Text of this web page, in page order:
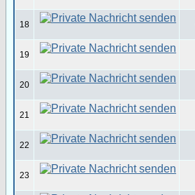
18
19
20
21
22
23